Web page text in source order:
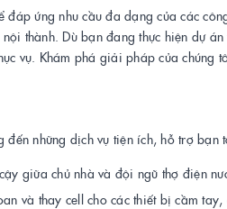
đáp ứng nhu cầu đa dạng của các
thành. Dù bạn đang thực hiện dự
vụ. Khám phá giải pháp của chúng
đến những dịch vụ tiện ích, hỗ trợ bạn
giữa chủ nhà và đội ngũ thợ điện
và thay cell cho các thiết bị cầm